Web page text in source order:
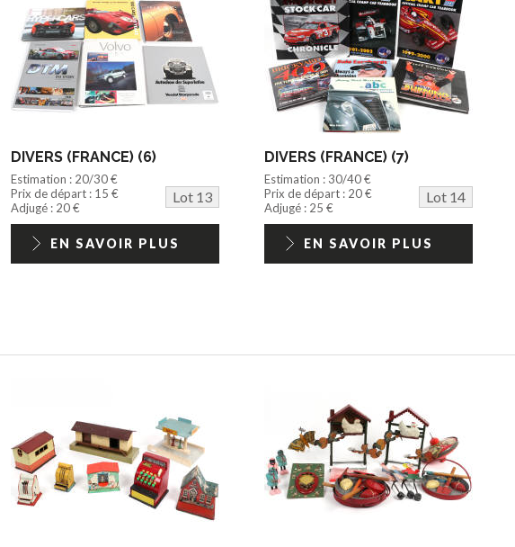
DIVERS (FRANCE) (6)
Estimation : 20/30 €
Prix de départ : 15 €
Lot 13
Adjugé : 20 €
EN SAVOIR PLUS
DIVERS (FRANCE) (7)
Estimation : 30/40 €
Prix de départ : 20 €
Lot 14
Adjugé : 25 €
EN SAVOIR PLUS